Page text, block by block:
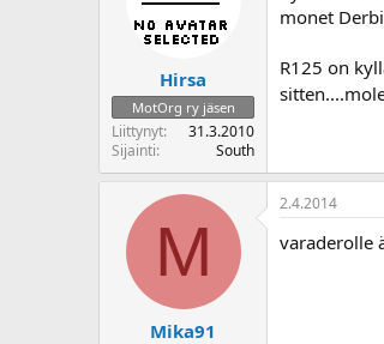
Hirsa
MotOrg ry jäsen
Liittynyt
31.3.2010
Sijainti
South
monet
R125 on
M
Mika91
2.4.2014
varaderolle